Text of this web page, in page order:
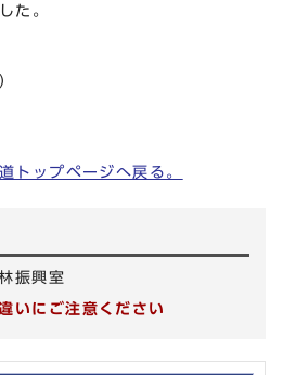
た。
トップページへ戻る。
振興室
いにご注意ください